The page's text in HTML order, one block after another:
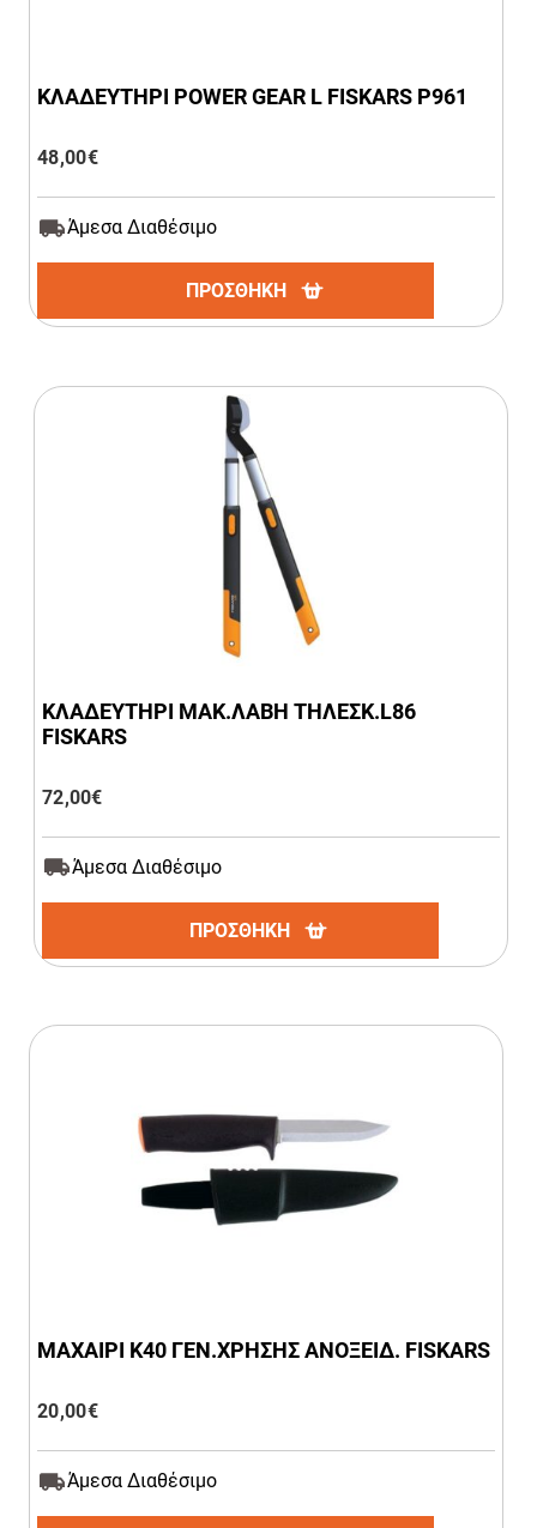
ΚΛΑΔΕΥΤΗΡΙ POWER GEAR L FISKARS P961
48,00€
Άμεσα Διαθέσιμο
ΠΡΟΣΘΗΚΗ
ΚΛΑΔΕΥΤΗΡΙ ΜΑΚ.ΛΑΒΗ ΤΗΛΕΣΚ.L86
FISKARS
72,00€
Άμεσα Διαθέσιμο
ΠΡΟΣΘΗΚΗ
ΜΑΧΑΙΡΙ Κ40 ΓΕΝ.ΧΡΗΣΗΣ ΑΝΟΞΕΙΔ. FISKARS
20,00€
Άμεσα Διαθέσιμο